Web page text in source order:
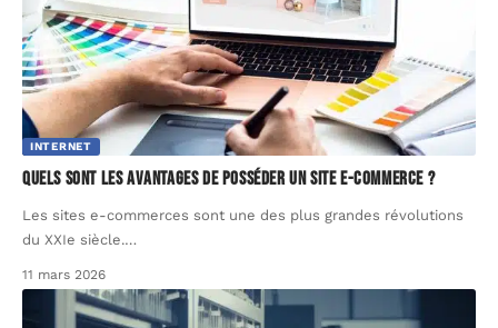
INTERNET
Quels sont les avantages de posséder un site e-commerce ?
Les sites e-commerces sont une des plus grandes révolutions
du XXIe siècle.…
11 mars 2026